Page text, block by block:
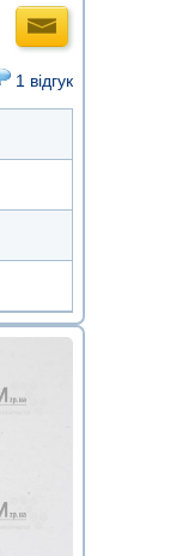
1 відгук